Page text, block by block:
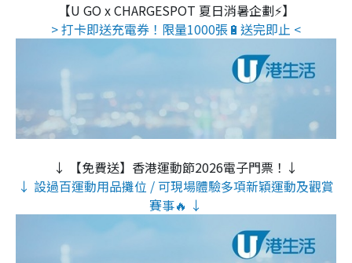
【U GO x CHARGESPOT 夏日消暑企劃⚡】
> 打卡即送充電券！限量1000張🔋送完即止 <
↓ 【免費送】香港運動節2026電子門票！↓
↓ 設過百運動用品攤位 / 可現場體驗多項新穎運動及觀賞
賽事🔥 ↓